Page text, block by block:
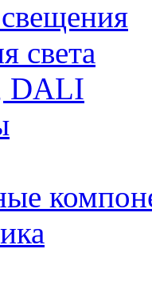
света
DALI